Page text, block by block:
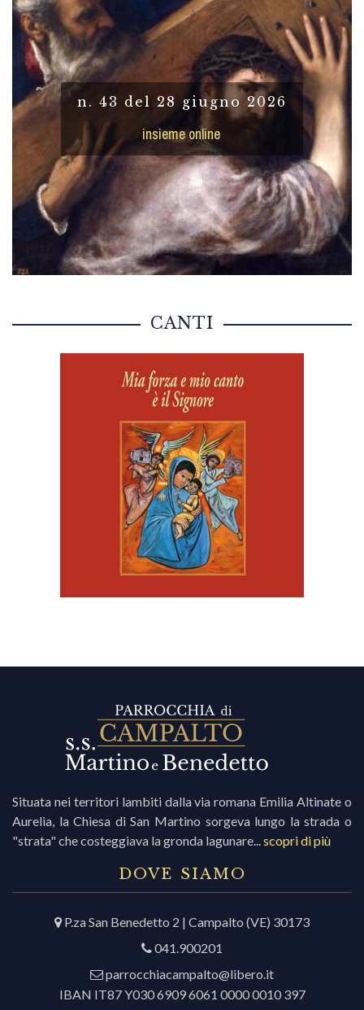
n. 43 del 28 giugno 2026
insieme online
CANTI
Situata nei territori lambiti dalla via romana Emilia Altinate o
Aurelia, la Chiesa di San Martino sorgeva lungo la strada o
"strata" che costeggiava la gronda lagunare...scopri di più
DOVE SIAMO
P.za San Benedetto 2 | Campalto (VE) 30173
041.900201
parrocchiacampalto@libero.it
IBAN IT87 Y030 6909 6061 0000 0010 397